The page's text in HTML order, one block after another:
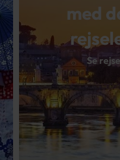
med
Se